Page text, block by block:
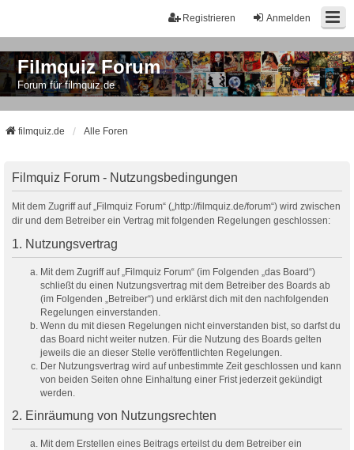
Anmelden
Registrieren
Filmquiz Forum
Forum für filmquiz.de
filmquiz.de Alle Foren
Filmquiz Forum - Nutzungsbedingungen
Mit dem Zugriff auf „Filmquiz Forum“ („http://filmquiz.de/forum“) wird zwischen
dir und dem Betreiber ein Vertrag mit folgenden Regelungen geschlossen:
1. Nutzungsvertrag
Mit dem Zugriff auf „Filmquiz Forum“ (im Folgenden „das Board“)
schließt du einen Nutzungsvertrag mit dem Betreiber des Boards ab
(im Folgenden „Betreiber“) und erklärst dich mit den nachfolgenden
Regelungen einverstanden.
Wenn du mit diesen Regelungen nicht einverstanden bist, so darfst du
das Board nicht weiter nutzen. Für die Nutzung des Boards gelten
jeweils die an dieser Stelle veröffentlichten Regelungen.
Der Nutzungsvertrag wird auf unbestimmte Zeit geschlossen und kann
von beiden Seiten ohne Einhaltung einer Frist jederzeit gekündigt
werden.
2. Einräumung von Nutzungsrechten
Mit dem Erstellen eines Beitrags erteilst du dem Betreiber ein